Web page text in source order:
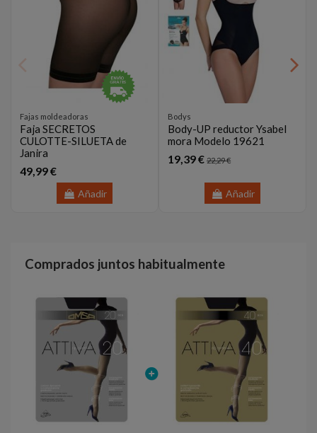
Fajas moldeadoras
Faja SECRETOS
CULOTTE-SILUETA de
Janira
49,99 €
Añadir
Bodys
Body-UP reductor Ysabel
mora Modelo 19621
19,39 €22,29 €
Añadir
Comprados juntos habitualmente